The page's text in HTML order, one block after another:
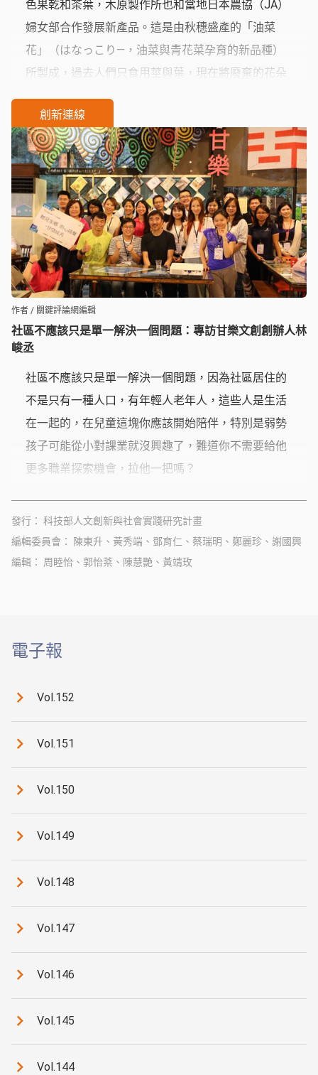
色果乾和茶葉，木原製作所也和當地日本農協（JA）
婦女部合作發展新產品。這是由秋穗盛產的「油菜
花」（はなっこり—，油菜與青花菜孕育的新品種）
所製成，過去人們只食用莖與葉，現在將廢棄的花朵
加工成兼具食用與觀賞的乾燥花，加以設計包裝後，
附上食譜，一罐售價700日圓，上市不到三個月的時
間，兩千份商品旋即銷售一空。
創新連線
社區不應該只是單一解決一個問題：專訪甘樂文創創辦人林
峻丞
作者 / 關鍵評論網編輯
社區不應該只是單一解決一個問題，因為社區居住的
不是只有一種人口，有年輕人老年人，這些人是生活
在一起的，在兒童這塊你應該開始陪伴，特別是弱勢
孩子可能從小對課業就沒興趣了，難道你不需要給他
更多職業探索機會，拉他一把嗎？
發行
科技部人文創新與社會實踐研究計畫
編輯委員會
陳東升、黃秀端、鄧育仁、蔡瑞明、鄭麗珍、謝國興
編輯
周睦怡、郭怡棻、陳慧艷、黃靖玫
電子報
Vol.152
Vol.151
Vol.150
Vol.149
Vol.148
Vol.147
Vol.146
Vol.145
Vol.144